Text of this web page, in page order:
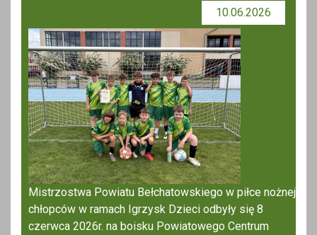
10.06.2026
Mistrzostwa Powiatu Bełchatowskiego w piłce nożnej
chłopców w ramach Igrzysk Dzieci odbyły się 8
czerwca 2026r. na boisku Powiatowego Centrum